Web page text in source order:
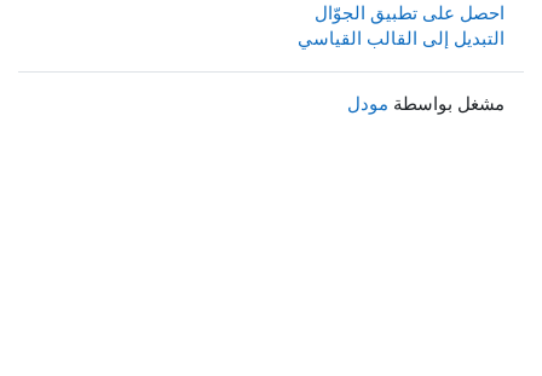
احصل على تطبيق الجوّال
التبديل إلى القالب القياسي
مشغل بواسطة مودل